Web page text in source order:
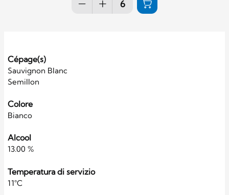
Cépage(s)
Sauvignon Blanc
Semillon
Colore
Bianco
Alcool
13.00 %
Temperatura di servizio
11°C